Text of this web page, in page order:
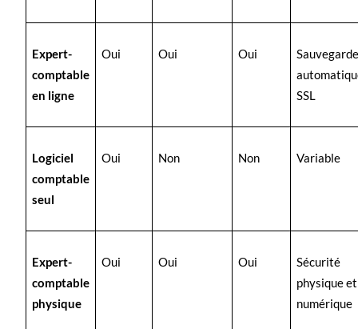
Expert-
comptable
en ligne
Oui Oui Oui
SSL
Logiciel
comptable
seul
Oui Non Non Variable
Expert-
comptable
physique
Oui Oui Oui
Sécurité
physique et
numérique